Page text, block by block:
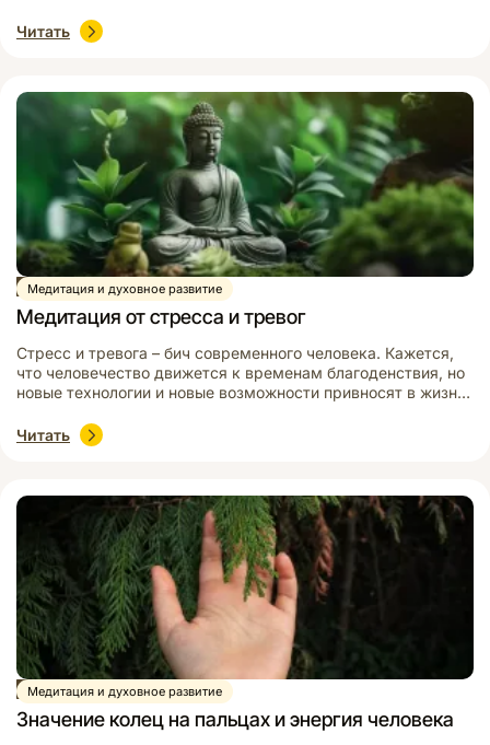
Рейки действительно исцеляла, нужно соблюсти всего одно
условие. Рейки нужно разрешить это делать.
Читать
Медитация и духовное развитие
Статья
Медитация от стресса и тревог
Стресс и тревога – бич современного человека. Кажется,
что человечество движется к временам благоденствия, но
новые технологии и новые возможности привносят в жизнь
информации настолько велик, что перестал давать
спокойствие. Теперь он создает тревоги, обнаруживая
негативом. Опасность […]
Читать
Медитация и духовное развитие
Статья
Значение колец на пальцах и энергия человека